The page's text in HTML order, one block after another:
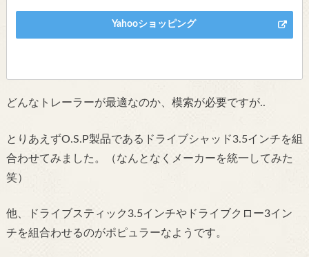
Yahooショッピング
どんなトレーラーが最適なのか、模索が必要ですが..
とりあえずO.S.P製品であるドライブシャッド3.5インチを組
合わせてみました。（なんとなくメーカーを統一してみた
笑）
他、ドライブスティック3.5インチやドライブクロー3イン
チを組合わせるのがポピュラーなようです。